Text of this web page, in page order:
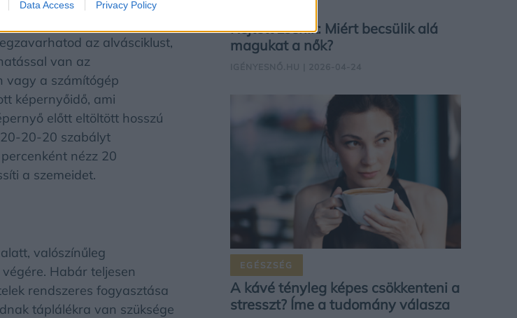
Data Access Privacy Policy
az alvásciklust,
van az
vagy a számítógép
képernyőidő, ami
előtt eltöltött hosszú
20-20 szabályt
nézz 20
a szemeidet.
valószínűleg
Habár teljesen
rendszeres fogyasztása
táplálékra van szüksége
Rejtett zsenik: Miért becsülik alá
magukat a nők?
EGÉSZSÉG
A kávé tényleg képes csökkenteni a
stresszt? Íme a tudomány válasza